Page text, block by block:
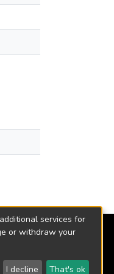
services for
or withdraw your
I decline That's ok